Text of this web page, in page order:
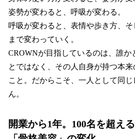
姿勢が変わると、呼吸が変わる。
呼吸が変わると、表情や歩き方、
まで変わっていく。
CROWNが目指しているのは、誰か
とではなく、その人自身が持つ本
こと。だからこそ、一人として同
ん。
開業から1年。100名を超え